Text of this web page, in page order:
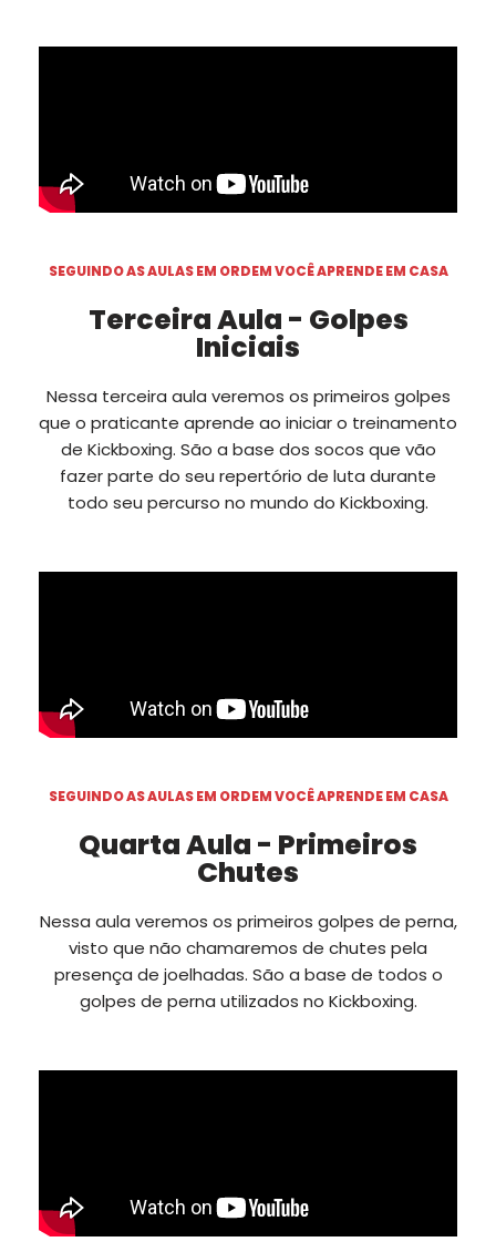
SEGUINDO AS AULAS EM ORDEM VOCÊ APRENDE EM CASA
Terceira Aula - Golpes
Iniciais
Nessa terceira aula veremos os primeiros golpes
que o praticante aprende ao iniciar o treinamento
de Kickboxing. São a base dos socos que vão
fazer parte do seu repertório de luta durante
todo seu percurso no mundo do Kickboxing.
SEGUINDO AS AULAS EM ORDEM VOCÊ APRENDE EM CASA
Quarta Aula - Primeiros
Chutes
Nessa aula veremos os primeiros golpes de perna,
visto que não chamaremos de chutes pela
presença de joelhadas. São a base de todos o
golpes de perna utilizados no Kickboxing.